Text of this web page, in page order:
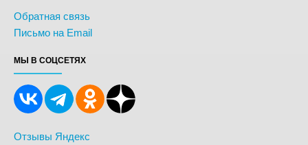
Обратная связь
Письмо на Email
МЫ В СОЦСЕТЯХ
Отзывы Яндекс